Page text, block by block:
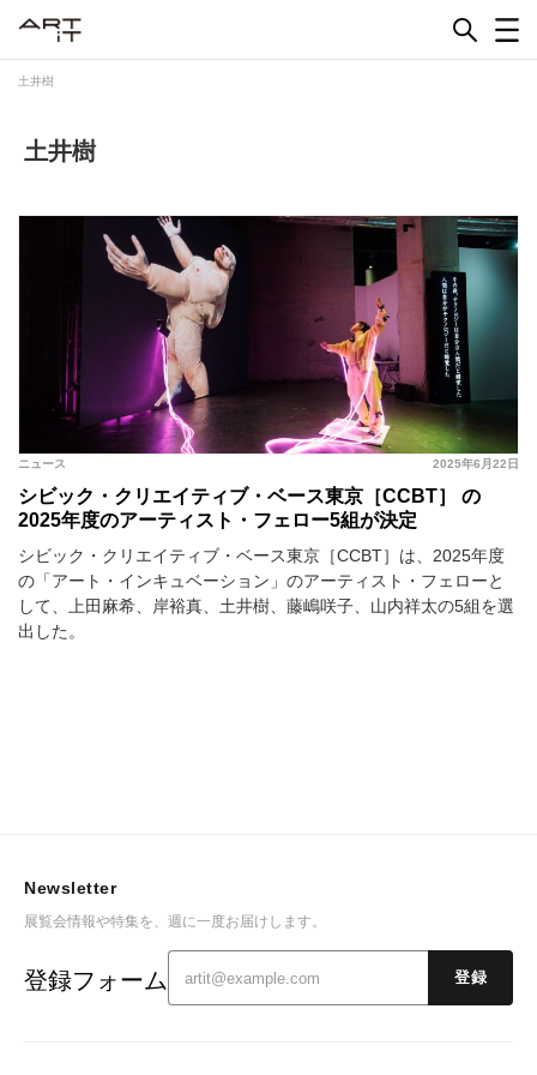
土井樹
土井樹
2025年6月22日
ニュース
シビック・クリエイティブ・ベース東京［CCBT］ の
2025年度のアーティスト・フェロー5組が決定
シビック・クリエイティブ・ベース東京［CCBT］は、2025年度
の「アート・インキュベーション」のアーティスト・フェローと
して、上田麻希、岸裕真、土井樹、藤嶋咲子、山内祥太の5組を選
出した。
Newsletter
展覧会情報や特集を、週に一度お届けします。
登録フォーム 登録